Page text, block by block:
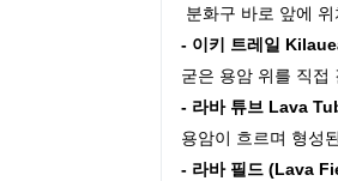
분화구 바로 앞에
- 이키 트레일
굳은 용암 위를 직접
- 라바 튜브 Lava
용암이 흐르며 형성
- 라바 필드 (Lava